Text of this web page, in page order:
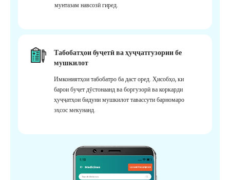
мунтазам навсозӣ гиред.
Табобатҳои буҷетӣ ва ҳуҷҷатгузории бе
мушкилот
Имкониятҳои табобатро ба даст оред. Ҳисобҳо, ки
барои буҷет дӯстонаанд ва боргузорӣ ва коркарди
ҳуҷҷатҳои бидуни мушкилот тавассути барномаро
эҳсос мекунанд.